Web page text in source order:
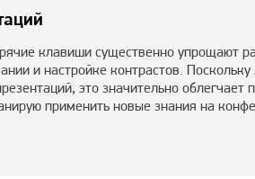
клавиши существенно упрощают
и настройке контрастов. Поскольку
это значительно облегчает
применить новые знания на